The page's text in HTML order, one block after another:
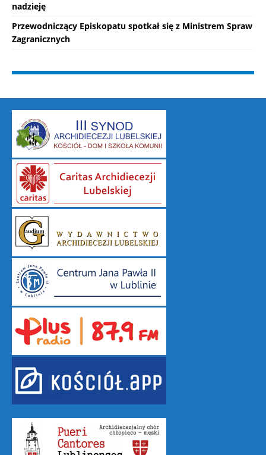
nadzieję
Przewodniczący Episkopatu spotkał się z Ministrem Spraw
Zagranicznych